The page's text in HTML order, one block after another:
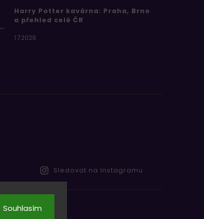
Souhlasím
Bertíkovy fazolky tisíckrát jinak
Harry Potter kavárna: Praha, Brno
a přehled celé ČR
1.7.2026
Sledovat na Instagramu